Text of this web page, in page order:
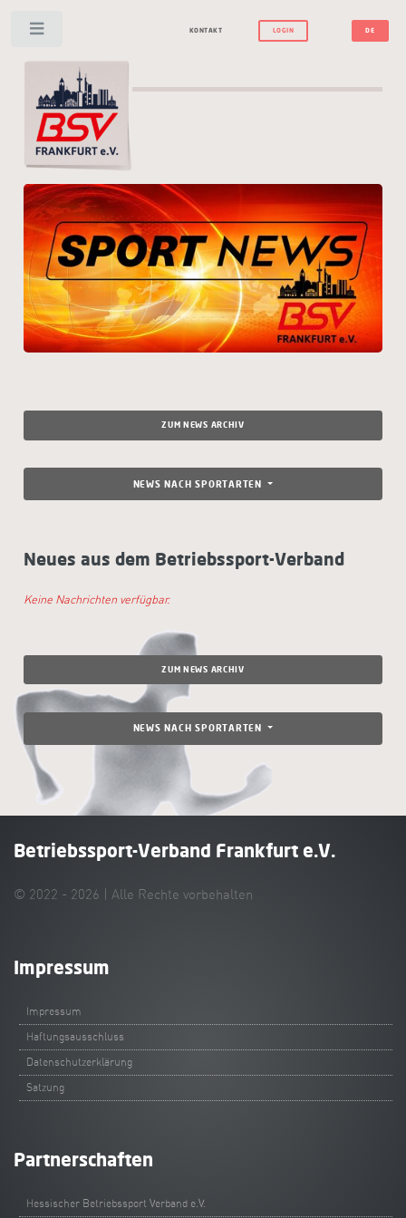
KONTAKT LOGIN DE
ZUM NEWS ARCHIV
NEWS NACH SPORTARTEN
Neues aus dem Betriebssport-Verband
Keine Nachrichten verfügbar.
ZUM NEWS ARCHIV
NEWS NACH SPORTARTEN
Betriebssport-Verband Frankfurt e.V.
© 2022 - 2026 | Alle Rechte vorbehalten
Impressum
Impressum
Haftungsausschluss
Datenschutzerklärung
Satzung
Partnerschaften
Hessischer Betriebssport Verband e.V.